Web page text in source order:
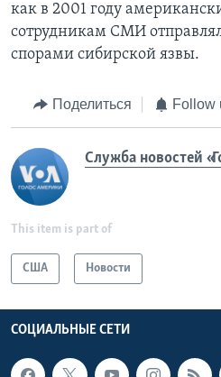
как в 2001 году
сотрудникам СМИ
спорами сибирской язвы.
Поделиться Follow
Служба новостей
This item is part of
США Новости
СОЦИАЛЬНЫЕ СЕТИ